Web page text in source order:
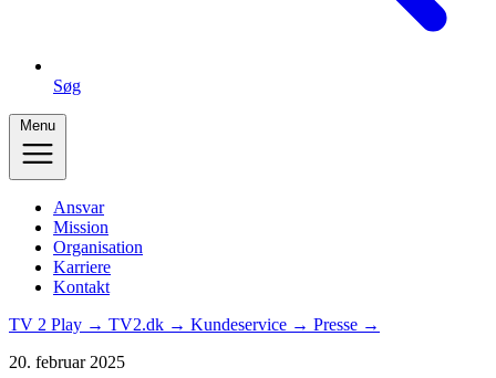
Søg
Menu
Ansvar
Mission
Organisation
Karriere
Kontakt
TV 2 Play → TV2.dk → Kundeservice → Presse →
20. februar 2025